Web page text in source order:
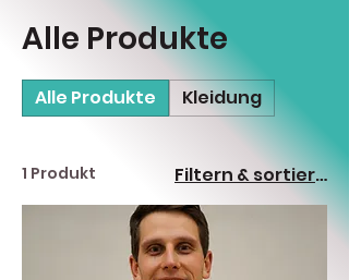
Alle Produkte
Alle Produkte Kleidung
1 Produkt Filtern & sortieren